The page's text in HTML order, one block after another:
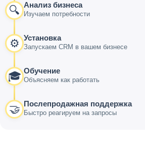
🔍 Анализ бизнеса
Изучаем потребности
⚙️ Установка
Запускаем CRM в вашем бизнесе
🎓 Обучение
Объясняем как работать
🤝 Послепродажная поддержка
Быстро реагируем на запросы